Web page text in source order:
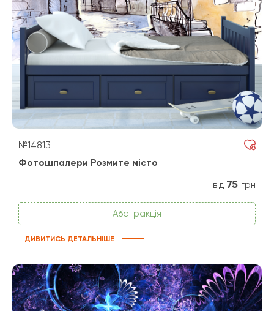
№14813
Фотошпалери Розмите місто
від 75 грн
Абстракція
ДИВИТИСЬ ДЕТАЛЬНІШЕ